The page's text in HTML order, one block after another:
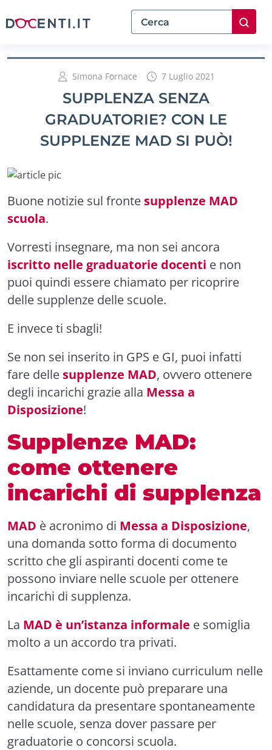
Simona Fornace 7 Luglio 2021
SUPPLENZA SENZA
GRADUATORIE? CON LE
SUPPLENZE MAD SI PUÒ!
Buone notizie sul fronte supplenze MAD
scuola.
Vorresti insegnare, ma non sei ancora
iscritto nelle graduatorie docenti e non
puoi quindi essere chiamato per ricoprire
delle supplenze delle scuole.
E invece ti sbagli!
Se non sei inserito in GPS e GI, puoi infatti
fare delle supplenze MAD, ovvero ottenere
degli incarichi grazie alla Messa a
Disposizione!
Supplenze MAD:
come ottenere
incarichi di supplenza
MAD è acronimo di Messa a Disposizione,
una domanda sotto forma di documento
scritto che gli aspiranti docenti come te
possono inviare nelle scuole per ottenere
incarichi di supplenza.
La MAD è un’istanza informale e somiglia
molto a un accordo tra privati.
Esattamente come si inviano curriculum nelle
aziende, un docente può preparare una
candidatura da presentare spontaneamente
nelle scuole, senza dover passare per
graduatorie o concorsi scuola.